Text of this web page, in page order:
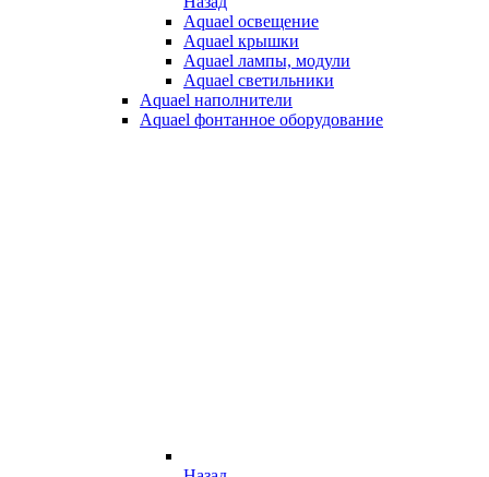
Aquael освещение
Aquael крышки
Aquael лампы, модули
Aquael светильники
Aquael наполнители
Aquael фонтанное оборудование